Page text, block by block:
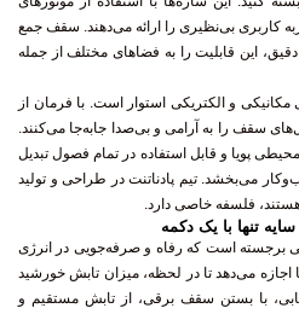
و الکتریکی استوار است. با فرمان از
سقف را به آرامی و بی‌صدا جابه‌جا می‌کنند.
پویا و قابل استفاده در تمام فصول تبدیل
می‌بخشد. تیم پادناتنت در طراحی و تولید
فلسفه خاصی دارد.
تنها با یک دکمه
برجسته است که رفاه و صرفه‌جویی در انرژی
اجازه می‌دهد تا در لحظه، میزان تابش خورشید
با بستن سقف برقی، از تابش مستقیم و
روزهای ابری یا در زمان نیاز به نور بیشتر،
بر راحتی، مصرف انرژی و لذت از فضا تأثیری